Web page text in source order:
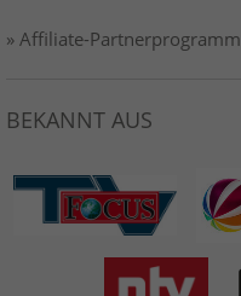
» Affiliate-Partnerprogramm
BEKANNT AUS